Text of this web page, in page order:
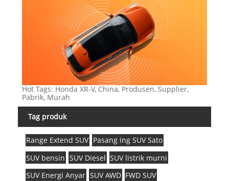
Hot Tags: Honda XR-V, China, Produsen, Supplier,
Pabrik, Murah
Tag produk
Range Extend SUV Pasang ing SUV Sato
SUV bensin SUV Diesel SUV listrik murni
SUV Energi Anyar SUV AWD FWD SUV